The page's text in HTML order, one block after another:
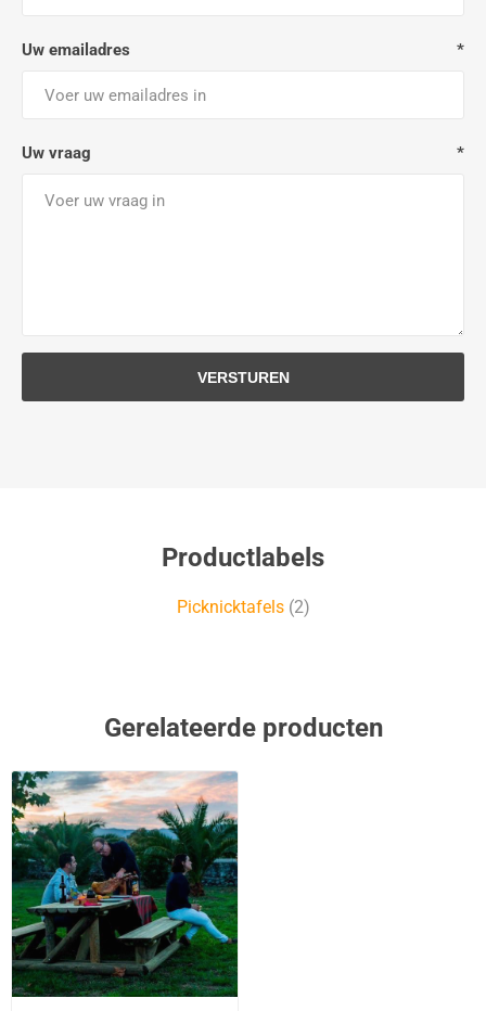
Uw emailadres *
Uw vraag *
Productlabels
Picknicktafels (2)
Gerelateerde producten